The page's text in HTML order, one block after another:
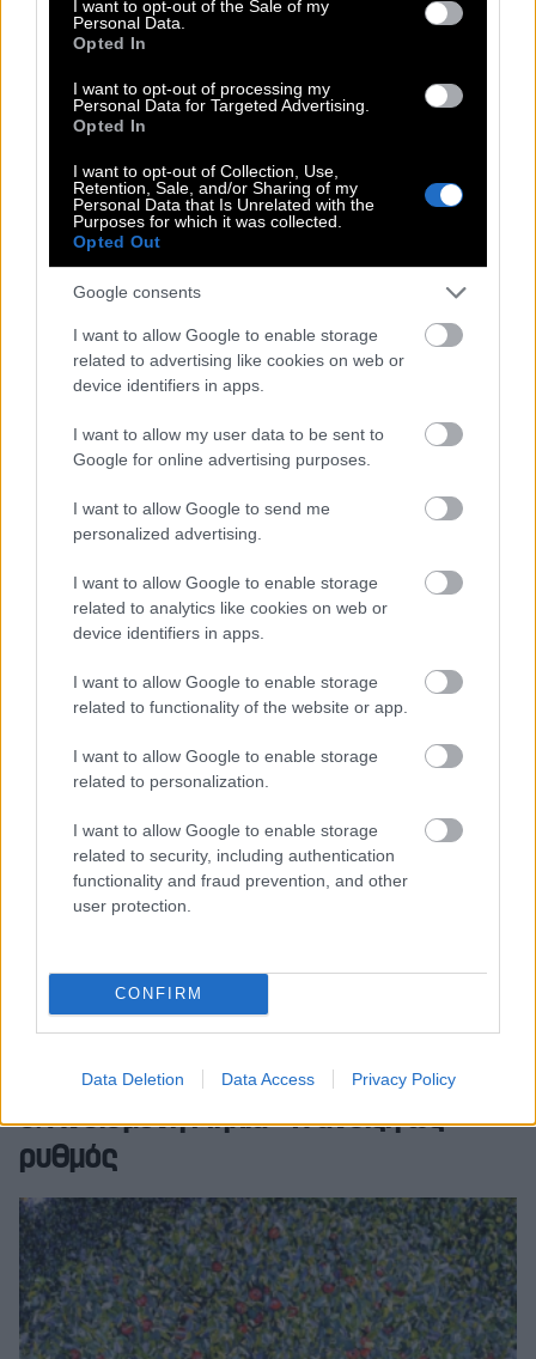
I want to opt-out of the Sale of my
Personal Data.
Opted In
I want to opt-out of processing my
Personal Data for Targeted Advertising.
Opted In
I want to opt-out of Collection, Use,
Retention, Sale, and/or Sharing of my
Personal Data that Is Unrelated with the
Purposes for which it was collected.
Opted Out
Google consents
I want to allow Google to enable storage
related to advertising like cookies on web or
device identifiers in apps.
I want to allow my user data to be sent to
Google for online advertising purposes.
I want to allow Google to send me
personalized advertising.
I want to allow Google to enable storage
related to analytics like cookies on web or
device identifiers in apps.
I want to allow Google to enable storage
related to functionality of the website or app.
I want to allow Google to enable storage
related to personalization.
I want to allow Google to enable storage
related to security, including authentication
functionality and fraud prevention, and other
user protection.
CONFIRM
Data Deletion Data Access Privacy Policy
ως ελπίδα
βαθύτερη, σχεδόν υπαρξιακή σημασία.
Το “Ανθισμένες Αμυγδαλιές” δημιουργήθηκε με
αφορμή τη γέννηση του ανιψιού του. Και αυτή η
προσωπική διάσταση αλλάζει τον τρόπο που
βλέπουμε το έργο. Τα άνθη είναι εύθραυστα,
σχεδόν ευάλωτα, αλλά ταυτόχρονα γεμάτα ζωή.
Το μπλε του ουρανού δεν είναι απλώς χρώμα —
είναι αίσθηση. Είναι ηρεμία, αλλά και προσδοκία.
Η άνοιξη εδώ δεν είναι δεδομένη. Είναι κάτι που
έρχεται μετά από δυσκολία. Είναι μια νέα αρχή
που δεν θεωρείται αυτονόητη, αλλά πολύτιμη.
Και ίσως γι’ αυτό το έργο αγγίζει τόσο βαθιά: γιατί
μας θυμίζει ότι κάθε αρχή είναι, στην ουσία της,
μια πράξη ελπίδας.
6. Ανθισμένη Μηλιά – Η άνοιξη ως
ρυθμός